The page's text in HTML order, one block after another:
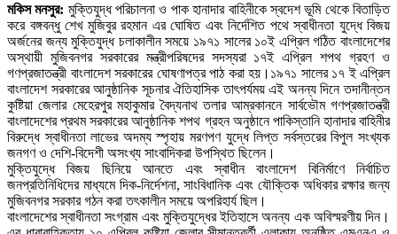
মকিস মনসুর: মুক্তিযুদ্ধ পরিচালনা ও পাক হানাদার বাহিনীকে স্বদেশ ভূমি থেকে বিতাড়িত
করে বঙ্গবন্ধু শেখ মুজিবুর রহমান এর ঘোষিত এবং নির্দেশিত পথে স্বাধীনতা যুদ্ধে বিজয়
অর্জনের জন্য মুক্তিযুদ্ধ চলাকালীন সময়ে ১৯৭১ সালের ১০ই এপ্রিল গঠিত বাংলাদেশের
অস্থায়ী মুজিবনগর সরকারের মন্ত্রীপরিষদের সদস্যরা ১৭ই এপ্রিল শপথ গ্রহণ ও
গণপ্রজাতন্ত্রী বাংলাদেশ সরকারের ঘোষণাপত্র পাঠ করা হয়।১৯৭১ সালের ১৭ ই এপ্রিল
বাংলাদেশ সরকারের আনুষ্ঠানিক সূচনার ঐতিহাসিক তাৎপর্যময় এই অনন্য দিনে তদানীন্তন
কুষ্টিয়া জেলার মেহেরপুর মহাকুমার বৈদ্যনাথ তলার আম্রকাননে সার্বভৌম গণপ্রজাতন্ত্রী
বাংলাদেশের প্রথম সরকারের আনুষ্ঠানিক শপথ গ্রহন অনুষ্ঠানে পাকিস্তানি হানাদার বাহিনীর
বিরুদ্ধে স্বাধীনতা লাভের অদম্য স্পৃহায় মরণপণ যুদ্ধে লিপ্ত সর্বস্তরের বিপুল সংখ্যক
জনগণ ও দেশি-বিদেশী অসংখ্য সাংবাদিকরা উপস্থিত ছিলেন।
মুক্তিযুদ্ধে বিজয় ছিনিয়ে আনতে এবং স্বাধীন বাংলাদেশ বিনির্মাণে নির্বাচিত
জনপ্রতিনিধিদের মাধ্যমে দিক-নির্দেশনা, সাংবিধানিক এবং যৌক্তিক অধিকার রক্ষার জন্য
মুজিবনগর সরকার গঠন করা তৎকালীন সময়ে অপরিহার্য ছিল।
বাংলাদেশের স্বাধীনতা সংগ্রাম এবং মুক্তিযুদ্ধের ইতিহাসে অনন্য এক অবিস্মরণীয় দিন।